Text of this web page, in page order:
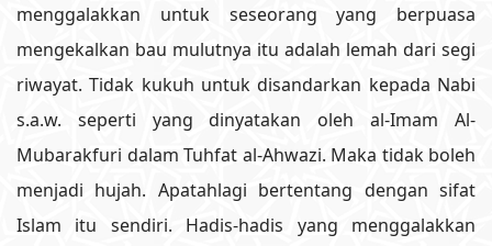
menggalakkan untuk seseorang yang berpuasa
mengekalkan bau mulutnya itu adalah lemah dari segi
riwayat. Tidak kukuh untuk disandarkan kepada Nabi
s.a.w. seperti yang dinyatakan oleh al-Imam Al-
Mubarakfuri dalam Tuhfat al-Ahwazi. Maka tidak boleh
menjadi hujah. Apatahlagi bertentang dengan sifat
Islam itu sendiri. Hadis-hadis yang menggalakkan